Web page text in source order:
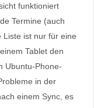
funktioniert
Termine (auch
Liste ist nur für eine
Tablet den
Ubuntu-Phone-
in der
einem Sync, es